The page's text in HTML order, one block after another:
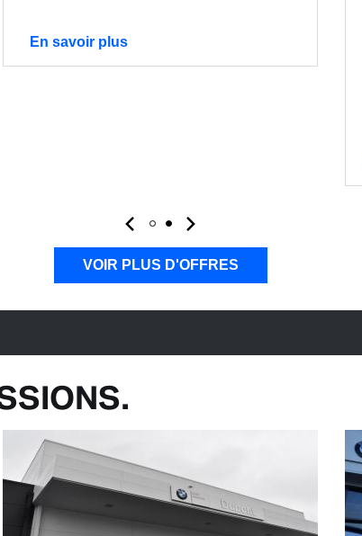
En savoir plus
VOIR PLUS D'OFFRES